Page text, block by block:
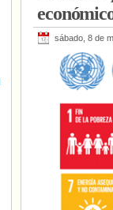
sábado, 8 de